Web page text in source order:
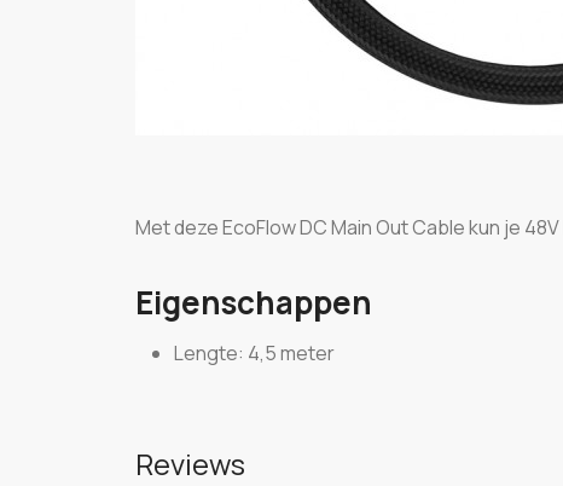
Met deze EcoFlow DC Main Out Cable kun je
Eigenschappen
Lengte: 4,5 meter
Reviews